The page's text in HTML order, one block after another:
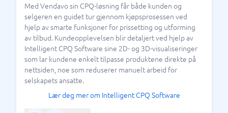
Med Vendavo sin CPQ-løsning får både kunden og
selgeren en guidet tur gjennom kjøpsprosessen ved
hjelp av smarte funksjoner for prissetting og utforming
av tilbud. Kundeopplevelsen blir detaljert ved hjelp av
Intelligent CPQ Software sine 2D- og 3D-visualiseringer
som lar kundene enkelt tilpasse produktene direkte på
nettsiden, noe som reduserer manuelt arbeid for
selskapets ansatte.
Lær deg mer om Intelligent CPQ Software